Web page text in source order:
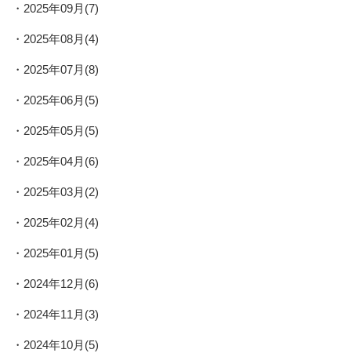
2025年09月(7)
2025年08月(4)
2025年07月(8)
2025年06月(5)
2025年05月(5)
2025年04月(6)
2025年03月(2)
2025年02月(4)
2025年01月(5)
2024年12月(6)
2024年11月(3)
2024年10月(5)